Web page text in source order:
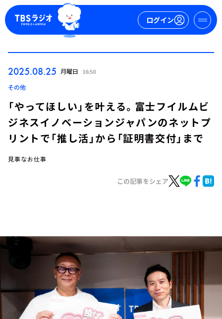
ログイン
イベント・グッズ
YouTube
会社情報
2025.08.25 月曜日 16:50
その他
「やってほしい」を叶える。富士フイルムビ
ジネスイノベーションジャパンのネットプ
リントで「推し活」から「証明書交付」まで
見事なお仕事
この記事をシェア